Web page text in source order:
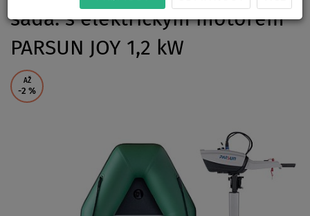
sada: s elektrickým motorem
PARSUN JOY 1,2 kW
AŽ
-2 %